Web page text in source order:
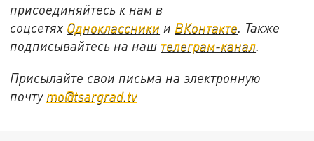
присоединяйтесь к нам в
соцсетях Одноклассники и ВКонтакте. Также
подписывайтесь на наш телеграм-канал.
Присылайте свои письма на электронную
почту mo@tsargrad.tv